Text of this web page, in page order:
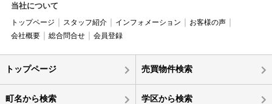
当社について
トップページ スタッフ紹介 インフォメーション
お客様の声
会社概要
総合問合せ 会員登録
トップページ 売買物件検索
町名から検索 学区から検索